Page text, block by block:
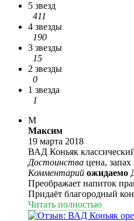
5 звезд
411
4 звезды
190
3 звезды
15
2 звезды
0
1 звезда
1
М
Максим
19 марта 2018
ВАД Коньяк
Достоинства цена, запах
Комментарий ожидаемо
Преображает напиток
Придаёт благородный коньячный
приятный(чем-то напоминает
юге), полностью
Читать полностью